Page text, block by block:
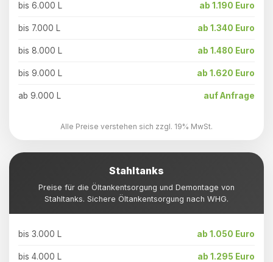
bis 6.000 L ab 1.190 Euro
bis 7.000 L ab 1.340 Euro
bis 8.000 L ab 1.480 Euro
bis 9.000 L ab 1.620 Euro
ab 9.000 L auf Anfrage
Alle Preise verstehen sich zzgl. 19% MwSt.
Stahltanks
Preise für die Öltankentsorgung und Demontage von
Stahltanks. Sichere Öltankentsorgung nach WHG.
bis 3.000 L ab 1.050 Euro
bis 4.000 L ab 1.295 Euro